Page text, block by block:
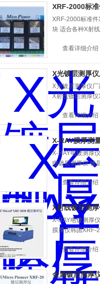
XRF-2000标
XRF-2000标准件
块 适合各种X射
查看详细介绍
X光镀层测厚
X光镀层测厚仪
X射线镀层测厚
查看详细介绍
X-RAY膜厚测
X-RAY电镀测厚
电镀层测厚仪 镀
查看详细介绍
X射线镀层测
X-RAY电镀测厚
膜厚仪韩国XRF-
查看详细介绍
金属镀层测厚